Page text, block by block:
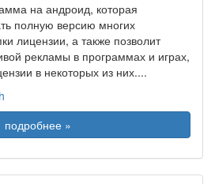
на андроид, которая
полную версию многих
лицензии, а также позволит
рекламы в программах и играх,
в некоторых из них....
подробнее »